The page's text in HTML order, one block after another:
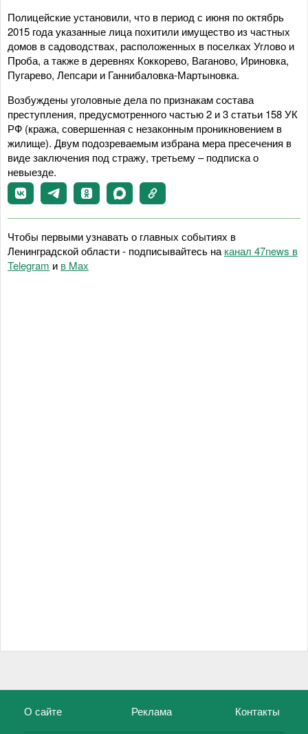
Полицейские установили, что в период с июня по октябрь
2015 года указанные лица похитили имущество из частных
домов в садоводствах, расположенных в поселках Углово и
Проба, а также в деревнях Коккорево, Ваганово, Ириновка,
Пугарево, Лепсари и Ганнибаловка-Мартыновка.
Возбуждены уголовные дела по признакам состава
преступления, предусмотренного частью 2 и 3 статьи 158 УК
РФ (кража, совершенная с незаконным проникновением в
жилище). Двум подозреваемым избрана мера пресечения в
виде заключения под стражу, третьему – подписка о
невыезде.
Чтобы первыми узнавать о главных событиях в
Ленинградской области - подписывайтесь на канал 47news в
Telegram и в Maх
О сайте Реклама Контакты